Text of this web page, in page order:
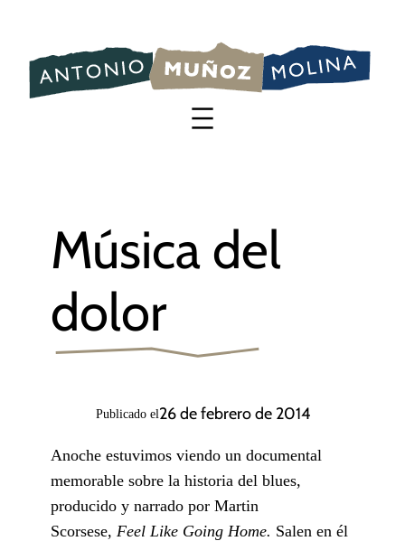
contenido
Música del
dolor
Publicado el26 de febrero de 2014
Anoche estuvimos viendo un documental
memorable sobre la historia del blues,
producido y narrado por Martin
Scorsese, Feel Like Going Home. Salen en él